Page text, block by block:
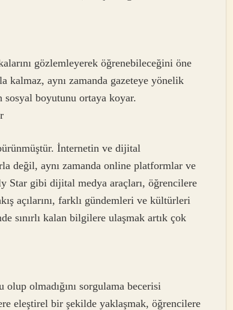
gözlemleyerek öğrenebileceğini öne
kalmaz, aynı zamanda gazeteye yönelik
boyutunu ortaya koyar.
İnternetin ve dijital
değil, aynı zamanda online platformlar ve
Star gibi dijital medya araçları, öğrencilere
açılarını, farklı gündemleri ve kültürleri
sınırlı kalan bilgilere ulaşmak artık çok
olmadığını sorgulama becerisi
eleştirel bir şekilde yaklaşmak, öğrencilere